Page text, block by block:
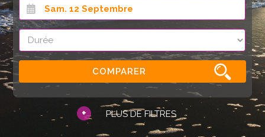
COMPARER
+ PLUS DE FILTRES